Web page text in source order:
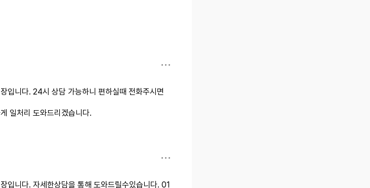
입니다. 24시 상담 가능하니 편하실때 전화주시면
일처리 도와드리겠습니다.
입니다. 자세한상담을 통해 도와드릴수있습니다. 01